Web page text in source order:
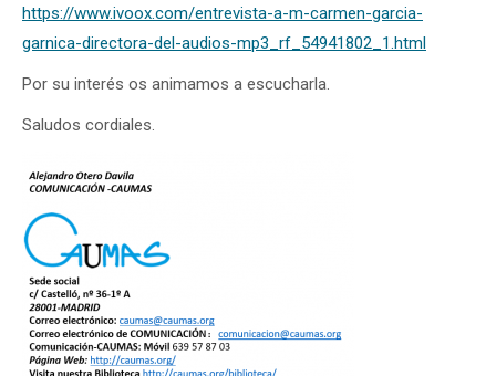
https://www.ivoox.com/entrevista-a-m-carmen-garcia-
garnica-directora-del-audios-mp3_rf_54941802_1.html
Por su interés os animamos a escucharla.
Saludos cordiales.